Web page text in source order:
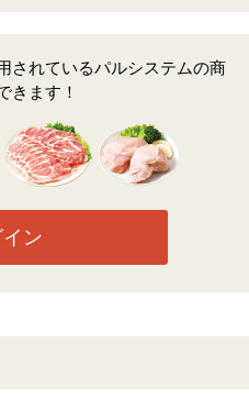
されているパルシステムの商
きます！
ン